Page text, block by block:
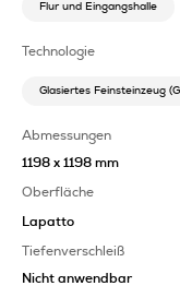
Flur und Eingangshalle
Technologie
Glasiertes Feinsteinzeug
Abmessungen
1198 x 1198 mm
Oberfläche
Lapatto
Tiefenverschleiß
Nicht anwendbar